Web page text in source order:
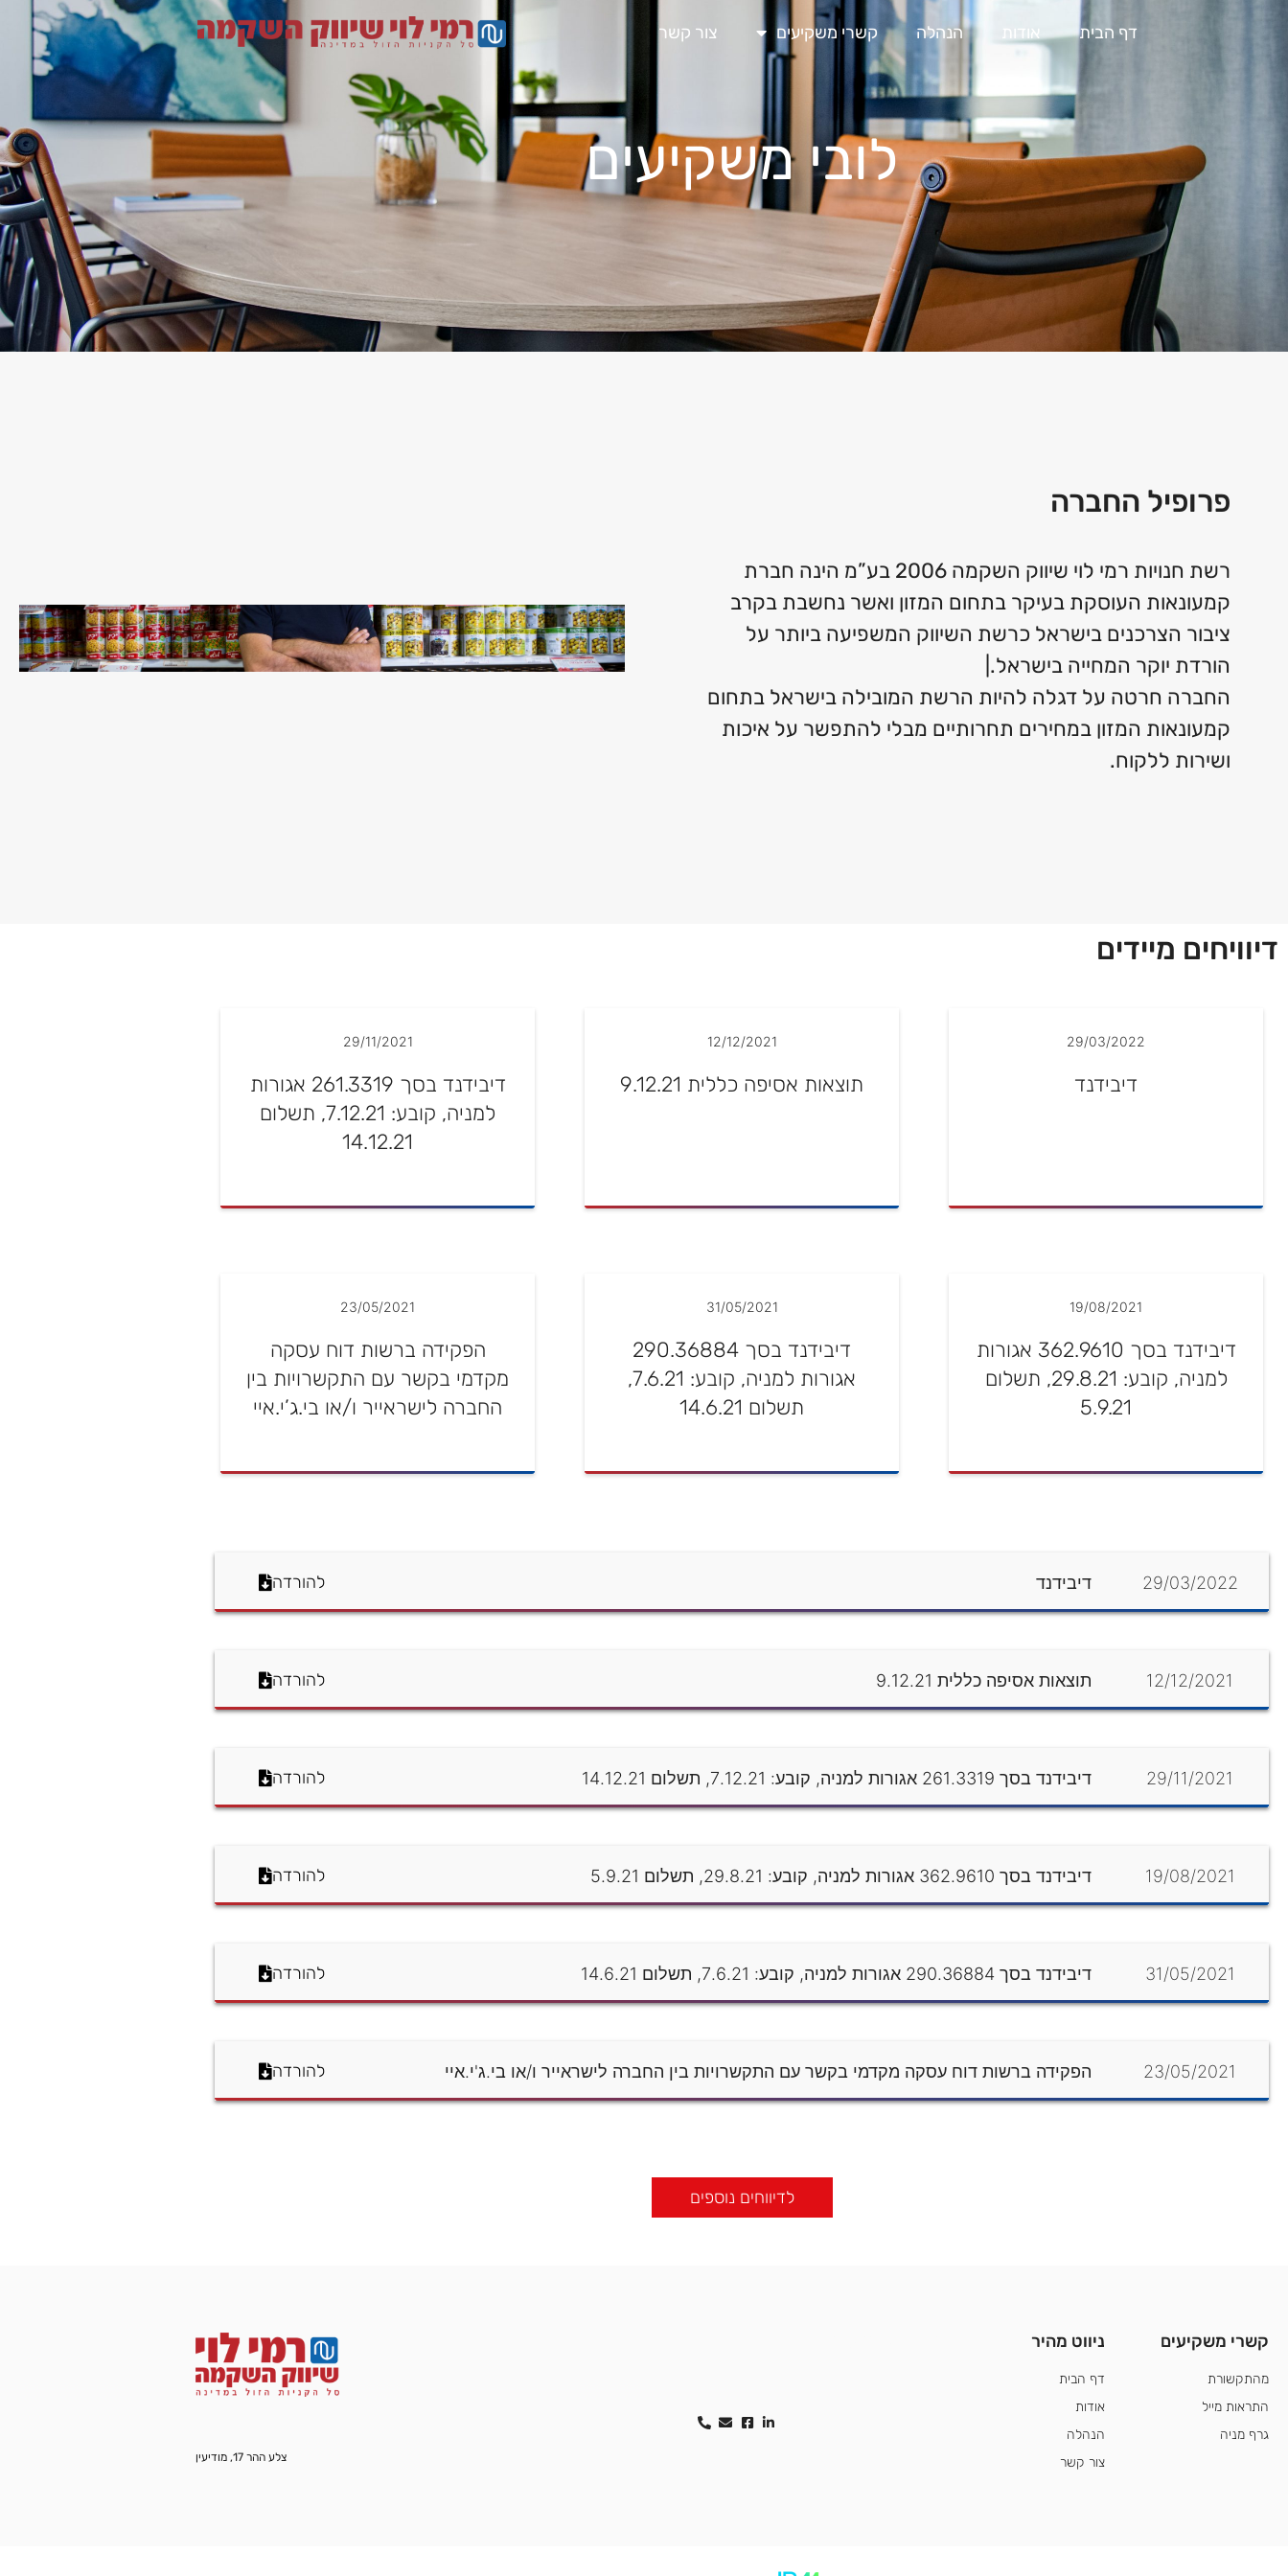
דף הבית אודות הנהלה קשרי משקיעים צור קשר
לובי משקיעים
פרופיל החברה
רשת חנויות רמי לוי שיווק השקמה 2006 בע”מ הינה חברת
קמעונאות העוסקת בעיקר בתחום המזון ואשר נחשבת בקרב
ציבור הצרכנים בישראל כרשת השיווק המשפיעה ביותר על
הורדת יוקר המחייה בישראל.|
החברה חרטה על דגלה להיות הרשת המובילה בישראל בתחום
קמעונאות המזון במחירים תחרותיים מבלי להתפשר על איכות
ושירות ללקוח.
דיוויחים מיידים
29/03/2022
דיבידנד
12/12/2021
תוצאות אסיפה כללית 9.12.21
29/11/2021
דיבידנד בסך 261.3319 אגורות
למניה, קובע: 7.12.21, תשלום
14.12.21
19/08/2021
דיבידנד בסך 362.9610 אגורות
למניה, קובע: 29.8.21, תשלום
5.9.21
31/05/2021
דיבידנד בסך 290.36884
אגורות למניה, קובע: 7.6.21,
תשלום 14.6.21
23/05/2021
הפקידה ברשות דוח עסקה
מקדמי בקשר עם התקשרויות בין
החברה לישראייר ו/או בי.ג’י.איי
29/03/2022 דיבידנד להורדה
12/12/2021 תוצאות אסיפה כללית 9.12.21 להורדה
29/11/2021 דיבידנד בסך 261.3319 אגורות למניה, קובע: 7.12.21, תשלום 14.12.21 להורדה
19/08/2021 דיבידנד בסך 362.9610 אגורות למניה, קובע: 29.8.21, תשלום 5.9.21 להורדה
31/05/2021 דיבידנד בסך 290.36884 אגורות למניה, קובע: 7.6.21, תשלום 14.6.21 להורדה
23/05/2021 הפקידה ברשות דוח עסקה מקדמי בקשר עם התקשרויות בין החברה לישראייר ו/או בי.ג'י.איי להורדה
לדיווחים נוספים
קשרי משקיעים
מהתקשורת
התראות מייל
גרף מניה
ניווט מהיר
דף הבית
אודות
הנהלה
צור קשר
צלע ההר 17, מודיעין